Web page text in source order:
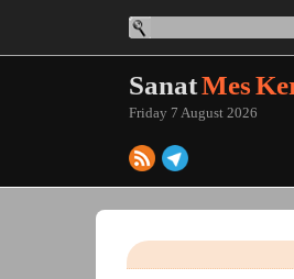
SanatMes
Friday 7 August 2026